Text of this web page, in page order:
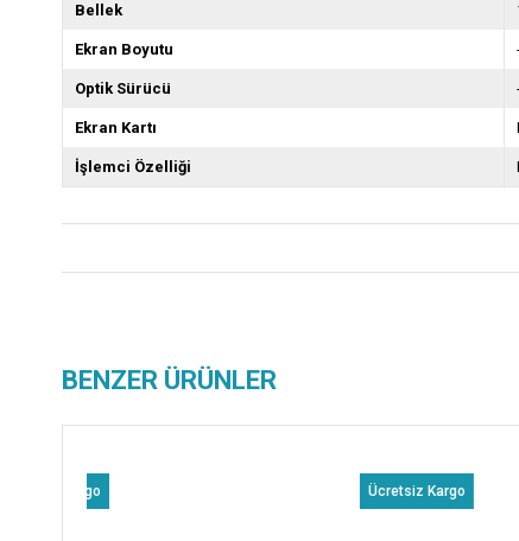
Bellek
Ekran Boyutu
Optik Sürücü
Ekran Kartı
İşlemci Özelliği
BENZER ÜRÜNLER
Ücretsiz Kargo